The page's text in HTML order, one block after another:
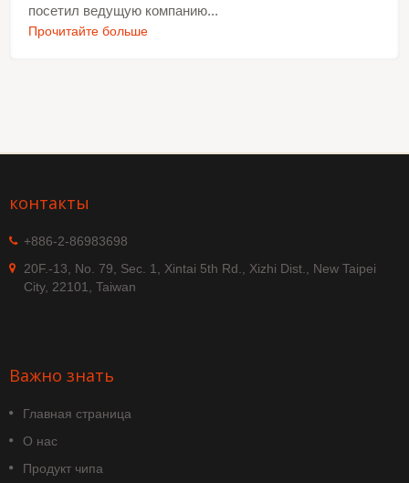
посетил ведущую компанию...
Прочитайте больше
контакты
+886-2-86983698
20F.-13, No. 79, Sec. 1, Xintai 5th Rd., Xizhi Dist., New Taipei
City, 22101, Taiwan
Важно знать
Главная страница
О нас
Продукт чипа